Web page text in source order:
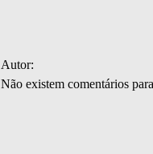
Autor:
Não existem comentários